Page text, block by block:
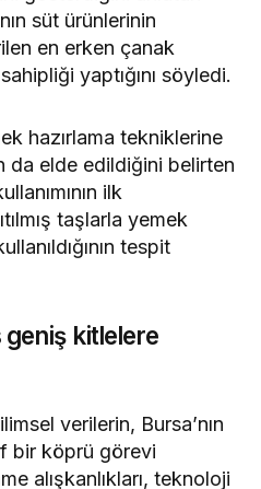
süt ürünlerinin
en erken çanak
yaptığını söyledi.
hazırlama tekniklerine
da elde edildiğini belirten
ilk
taşlarla yemek
tespit
kitlelere
verilerin, Bursa’nın
bir köprü görevi
alışkanlıkları, teknoloji